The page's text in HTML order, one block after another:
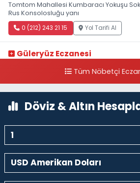
Tomtom Mahallesi Kumbaracı Yokuşu
Rus Konsolosluğu yanı
0 (212) 243 21 15 Yol Tarifi Al
Güleryüz Eczanesi
kalaycıbahçe Meydana Doğru
Tüm Nöbetçi
Döviz & Altın